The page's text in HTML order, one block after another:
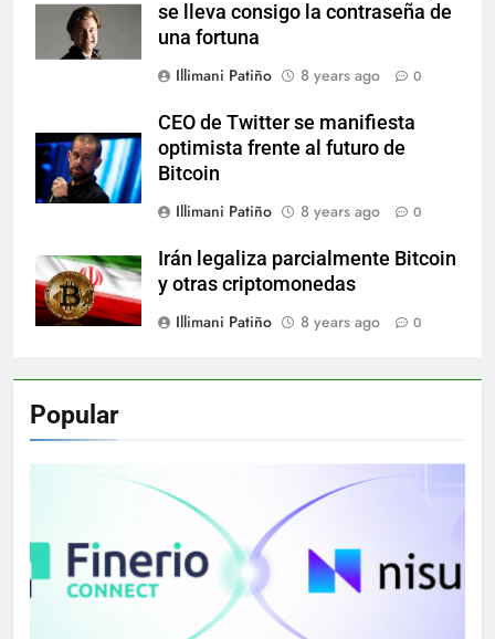
se lleva consigo la contraseña de
una fortuna
Illimani Patiño
8 years ago 0
CEO de Twitter se manifiesta
optimista frente al futuro de
Bitcoin
Illimani Patiño
8 years ago 0
Irán legaliza parcialmente Bitcoin
y otras criptomonedas
Illimani Patiño
8 years ago 0
Popular